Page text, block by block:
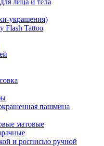
лица и тела
украшения)
Flash Tattoo
пашмина
матовые
и росписью ручной